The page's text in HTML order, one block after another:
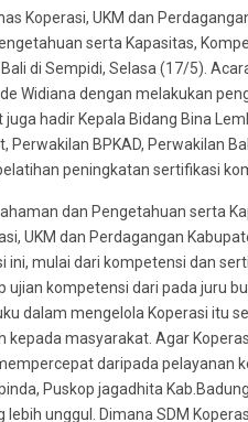
Koperasi, UKM dan
serta Kapasitas,
di Sempidi, Selasa (17/5).
Widiana dengan melakukan
hadir Kepala Bidang Bina
Perwakilan BPKAD, Perwakilan
peningkatan sertifikasi
dan Pengetahuan serta
UKM dan Perdagangan
mulai dari kompetensi dan
kompetensi dari pada juru
dalam mengelola Koperasi itu
masyarakat. Agar
daripada pelayanan
Puskop jagadhita
unggul. Dimana SDM